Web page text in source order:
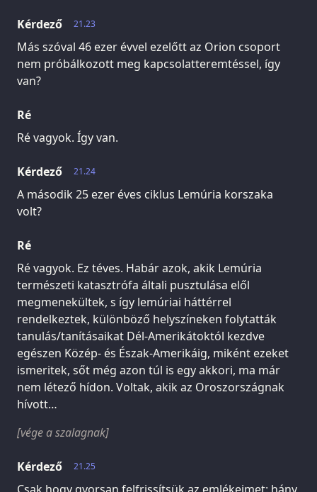
21.23
Kérdező
Más szóval 46 ezer évvel ezelőtt az Orion csoport
nem próbálkozott meg kapcsolatteremtéssel, így
van?
Ré
Ré vagyok. Így van.
21.24
Kérdező
A második 25 ezer éves ciklus Lemúria korszaka
volt?
Ré
Ré vagyok. Ez téves. Habár azok, akik Lemúria
természeti katasztrófa általi pusztulása elől
megmenekültek, s így lemúriai háttérrel
rendelkeztek, különböző helyszíneken folytatták
tanulás/tanításaikat Dél-Amerikátoktól kezdve
egészen Közép- és Észak-Amerikáig, miként ezeket
ismeritek, sőt még azon túl is egy akkori, ma már
nem létező hídon. Voltak, akik az Oroszországnak
hívott…
[vége a szalagnak]
21.25
Kérdező